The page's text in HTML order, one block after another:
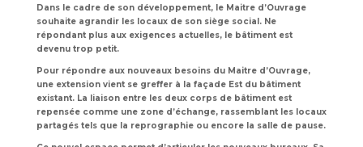
Dans le cadre de son développement, le Maitre d’Ouvrage
souhaite agrandir les locaux de son siège social. Ne
répondant plus aux exigences actuelles, le bâtiment est
devenu trop petit.
Pour répondre aux nouveaux besoins du Maitre d’Ouvrage,
une extension vient se greffer à la façade Est du bâtiment
existant. La liaison entre les deux corps de bâtiment est
repensée comme une zone d’échange, rassemblant les locaux
partagés tels que la reprographie ou encore la salle de pause.